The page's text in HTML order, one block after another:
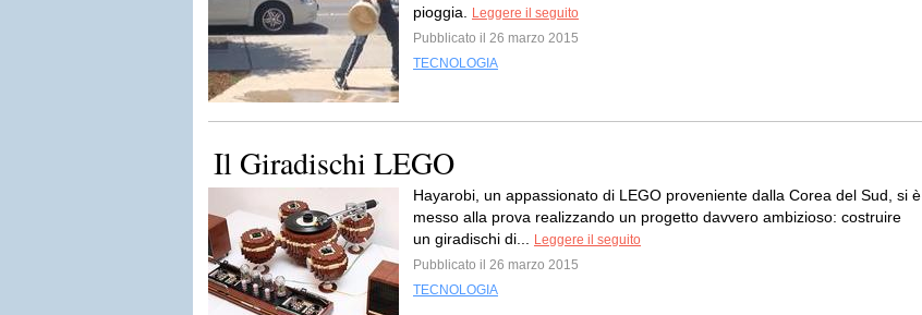
pioggia.
Leggere il seguito
Pubblicato il 26 marzo 2015
TECNOLOGIA
Il Giradischi LEGO
Hayarobi, un appassionato di LEGO proveniente dalla Corea del Sud, si è
messo alla prova realizzando un progetto davvero ambizioso: costruire
un giradischi di...
Leggere il seguito
Pubblicato il 26 marzo 2015
TECNOLOGIA